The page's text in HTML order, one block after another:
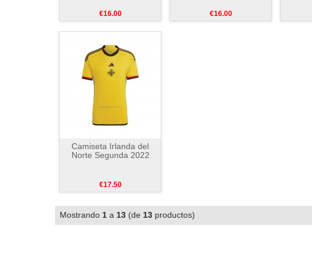
€16.00 €16.00
Camiseta Irlanda del
Norte Segunda 2022
€17.50
Mostrando 1 a 13 (de 13 productos)